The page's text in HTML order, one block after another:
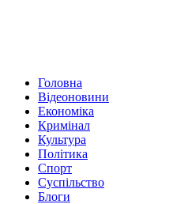
Головна
Відеоновини
Економіка
Кримінал
Культура
Політика
Спорт
Суспільство
Блоги